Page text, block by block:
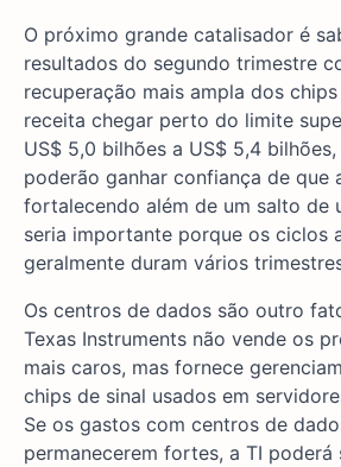
O próximo grande catalisador é
resultados do segundo trimestre
recuperação mais ampla dos
receita chegar perto do limite
US$ 5,0 bilhões a US$ 5,4
poderão ganhar confiança de que
fortalecendo além de um salto de
seria importante porque os ciclos
geralmente duram vários
Os centros de dados são outro
Texas Instruments não vende os
mais caros, mas fornece
chips de sinal usados em
Se os gastos com centros de
permanecerem fortes, a TI poderá